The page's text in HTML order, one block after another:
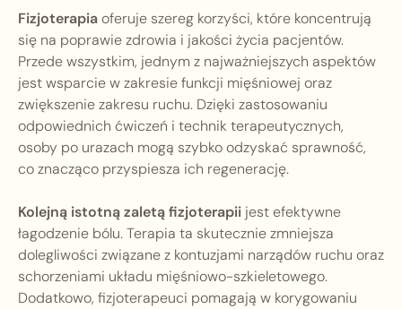
Fizjoterapiaoferuje szereg korzyści, które koncentrują
się na poprawie zdrowia i jakości życia pacjentów.
Przede wszystkim, jednym z najważniejszych aspektów
jest wsparcie w zakresie funkcji mięśniowej oraz
zwiększenie zakresu ruchu. Dzięki zastosowaniu
odpowiednich ćwiczeń i technik terapeutycznych,
osoby po urazach mogą szybko odzyskać sprawność,
co znacząco przyspiesza ich regenerację.
Kolejną istotną zaletą fizjoterapii jest efektywne
łagodzenie bólu. Terapia ta skutecznie zmniejsza
dolegliwości związane z kontuzjami narządów ruchu oraz
schorzeniami układu mięśniowo-szkieletowego.
Dodatkowo, fizjoterapeuci pomagają w korygowaniu